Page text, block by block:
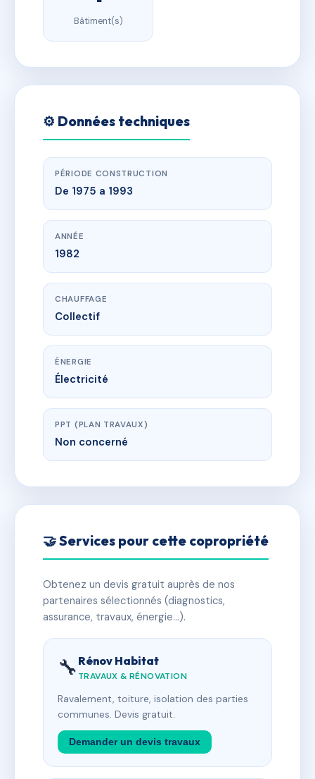
Bâtiment(s)
⚙️ Données techniques
PÉRIODE CONSTRUCTION
De 1975 a 1993
ANNÉE
1982
CHAUFFAGE
Collectif
ÉNERGIE
Électricité
PPT (PLAN TRAVAUX)
Non concerné
🤝 Services pour cette copropriété
Obtenez un devis gratuit auprès de nos
partenaires sélectionnés (diagnostics,
assurance, travaux, énergie…).
🔧 Rénov Habitat
TRAVAUX & RÉNOVATION
Ravalement, toiture, isolation des parties
communes. Devis gratuit.
Demander un devis travaux